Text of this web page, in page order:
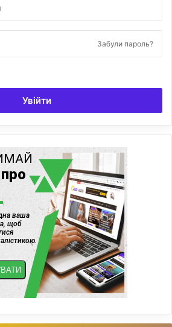
Забули пароль?
Увійти